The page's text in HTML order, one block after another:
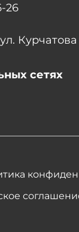
26
Курчатова
сетях